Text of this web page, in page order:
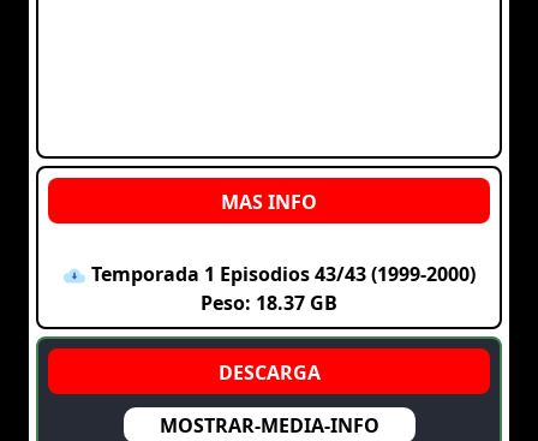
Temporada 1 Episodios 43/43 (1999-2000)
Peso: 18.37 GB
MOSTRAR-MEDIA-INFO